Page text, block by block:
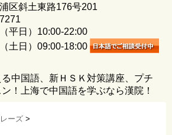
区斜土東路176号201
平日）10:00-22:00
18:00
中国語、新ＨＳＫ対策講座、プチ
！上海で中国語を学ぶなら漢院！
ーズ >